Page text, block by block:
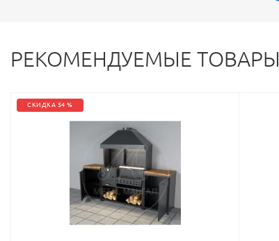
РЕКОМЕНДУЕМЫЕ ТОВАРЫ
СКИДКА 54 %